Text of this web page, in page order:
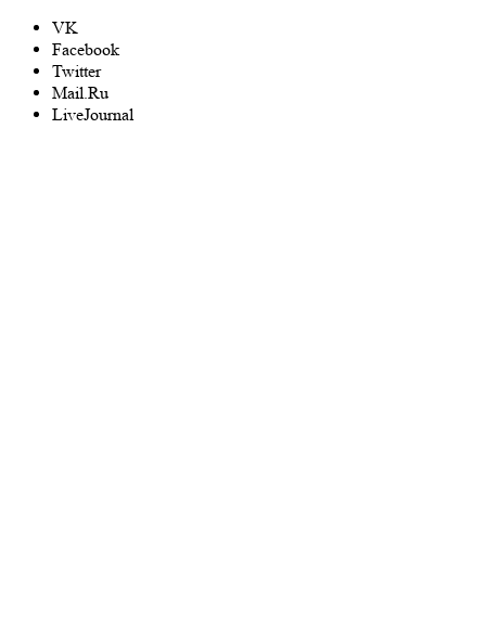
VK
Facebook
Twitter
Mail.Ru
LiveJournal